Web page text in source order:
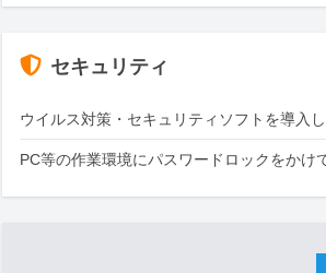
セキュリティ
ウイルス対策・セキュリティソフトを導入
PC等の作業環境にパスワードロックをかけ